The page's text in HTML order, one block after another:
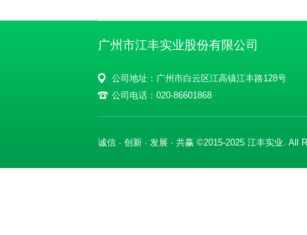
广州市江丰实业股份有限公司
公司地址：广州市白云区江高镇江丰路128号
公司电话：020-86601868
诚信 · 创新 · 发展 · 共赢 ©2015-2025 江丰实业. All